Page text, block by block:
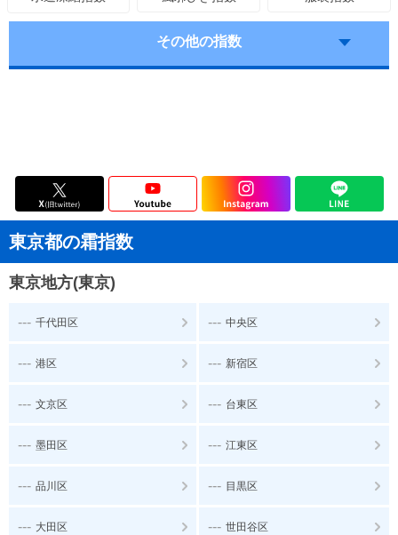
その他の指数
東京都の霜指数
東京地方(東京)
--- 千代田区 --- 中央区
--- 港区 --- 新宿区
--- 文京区 --- 台東区
--- 墨田区 --- 江東区
--- 品川区 --- 目黒区
--- 大田区 --- 世田谷区